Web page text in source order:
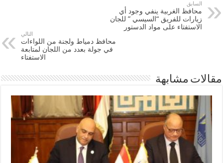
السابق
محافظ الغربية ينفي وجود أي
زيارات للفريق “السيسي ” للجان
الاستفتاء على مواد الدستور
التالي
محافظ دمياط ولجنة من اللواءات
في جولة بعدد من اللجان لمتابعة
الاستفتاء
مقالات مشابهة